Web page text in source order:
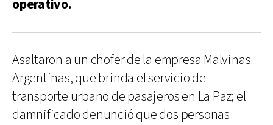
operativo.
Asaltaron a un chofer de la empresa Malvinas
Argentinas, que brinda el servicio de
transporte urbano de pasajeros en La Paz; el
damnificado denunció que dos personas